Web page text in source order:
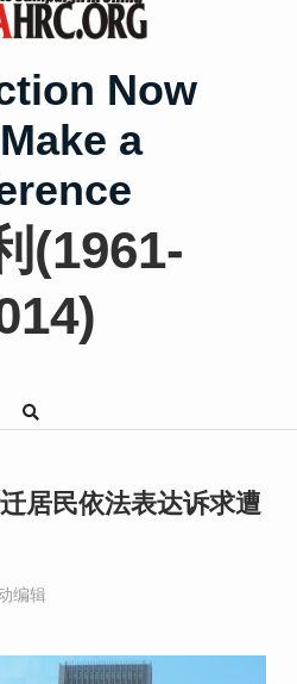
Now
a
(1961-
居民依法表达诉求遭
编辑